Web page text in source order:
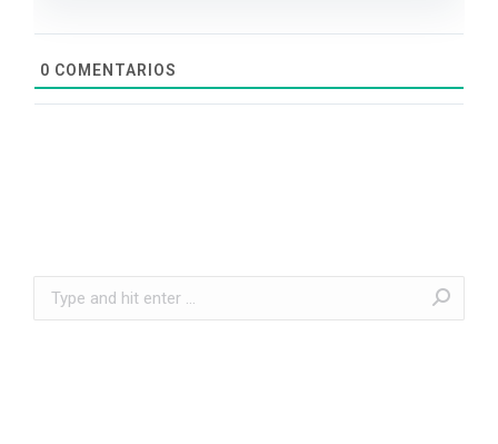
0 COMENTARIOS
Search: